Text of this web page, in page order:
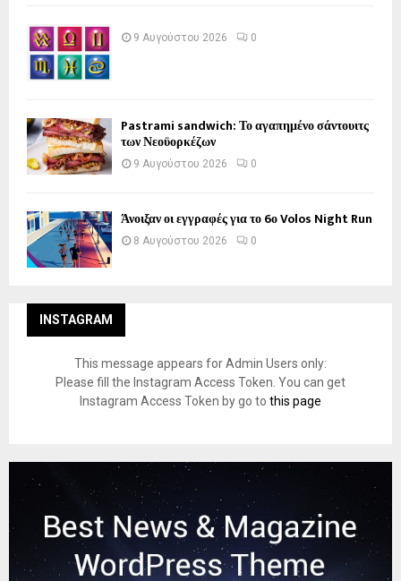
9 Αυγούστου 2026 0
Pastrami sandwich: Το αγαπημένο σάντουιτς
των Νεοϋορκέζων
9 Αυγούστου 2026 0
Άνοιξαν οι εγγραφές για το 6ο Volos Night Run
8 Αυγούστου 2026 0
INSTAGRAM
This message appears for Admin Users only:
Please fill the Instagram Access Token. You can get
Instagram Access Token by go to this page